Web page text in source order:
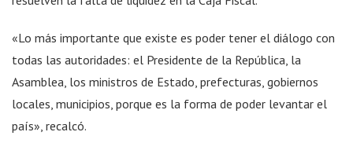
«Lo más importante que existe es poder tener el diálogo con
todas las autoridades: el Presidente de la República, la
Asamblea, los ministros de Estado, prefecturas, gobiernos
locales, municipios, porque es la forma de poder levantar el
país», recalcó.